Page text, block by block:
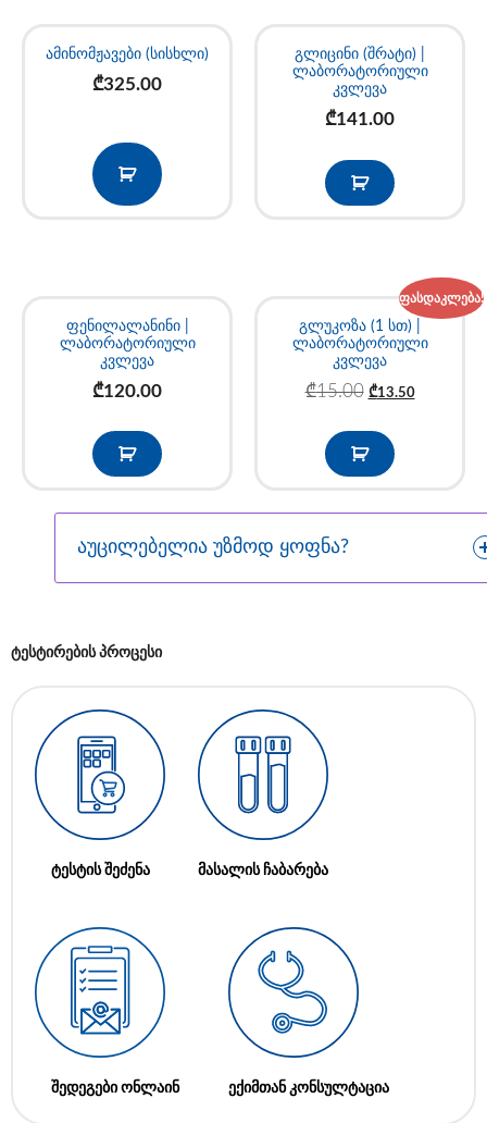
ამინომჟავები (სისხლი)
₾325.00
გლიცინი (შრატი) |
ლაბორატორიული
კვლევა
₾141.00
ფენილალანინი |
ლაბორატორიული
კვლევა
₾120.00
ფასდაკლება!
გლუკოზა (1 სთ) |
ლაბორატორიული
კვლევა
₾15.00 ₾13.50
აუცილებელია უზმოდ ყოფნა?
ტესტირების პროცესი
ტესტის შეძენა მასალის ჩაბარება
შედეგები ონლაინ ექიმთან კონსულტაცია